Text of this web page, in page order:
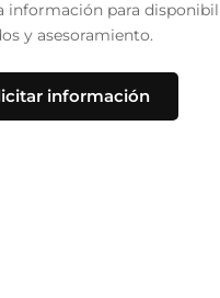
información para
y asesoramiento.
información